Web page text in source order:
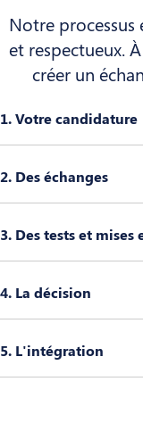
Notre processus
et respectueux.
créer un
1. Votre candidature
2. Des échanges
3. Des tests et
4. La décision
5. L'intégration